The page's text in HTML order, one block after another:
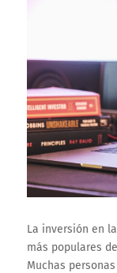
La inversión en
más populares
Muchas